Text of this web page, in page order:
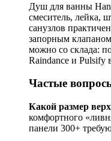
Душ для ванны
смеситель, лейка,
санузлов
запорным
можно со склада:
Raindance и Pulsify
Частые
Какой размер
комфортного
панели 300+